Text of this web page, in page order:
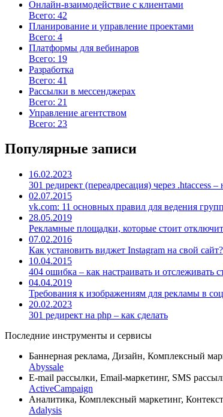
Онлайн-взаимодействие с клиентами
Всего: 42
Планирование и управление проектами
Всего: 4
Платформы для вебинаров
Всего: 19
Разработка
Всего: 41
Рассылки в мессенджерах
Всего: 21
Управление агентством
Всего: 23
Популярные записи
16.02.2023
301 редирект (переадресация) через .htaccess
02.07.2015
vk.com: 11 основных правил для ведения
28.05.2019
Рекламные площадки, которые стоит
07.02.2016
Как установить виджет Instagram на свой сайт?
10.04.2015
404 ошибка – как настраивать и отслеживать
04.04.2019
Требования к изображениям для рекламы в
20.02.2023
301 редирект на php – как сделать
Последние инструменты и сервисы
Баннерная реклама, Дизайн, Комплексный
Abyssale
E-mail рассылки, Email-маркетинг, SMS
ActiveCampaign
Аналитика, Комплексный маркетинг,
Adalysis